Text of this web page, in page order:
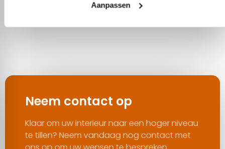
Aanpassen
Auping Criade Boxspring Prestige
vanaf
Neem contact op
Klaar om uw interieur naar een hoger niveau
te tillen? Neem vandaag nog contact met